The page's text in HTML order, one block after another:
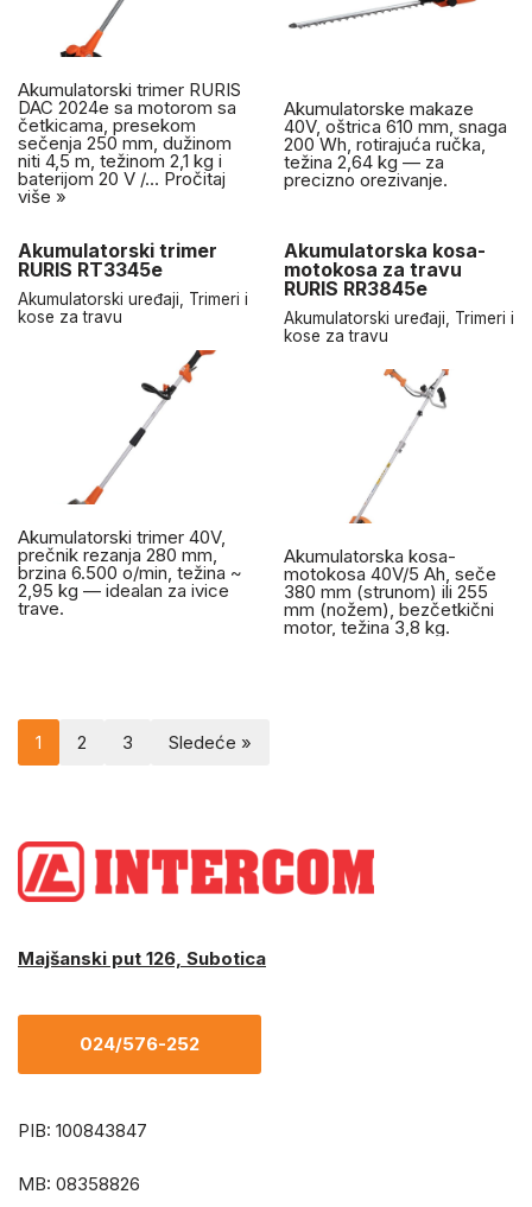
Akumulatorski trimer RURIS
DAC 2024e sa motorom sa
četkicama, presekom
sečenja 250 mm, dužinom
niti 4,5 m, težinom 2,1 kg i
baterijom 20 V /… Pročitaj
više »
Akumulatorske makaze
40V, oštrica 610 mm, snaga
200 Wh, rotirajuća ručka,
težina 2,64 kg — za
precizno orezivanje.
Akumulatorski trimer
RURIS RT3345e
Akumulatorski uređaji, Trimeri i
kose za travu
Akumulatorski trimer 40V,
prečnik rezanja 280 mm,
brzina 6.500 o/min, težina ~
2,95 kg — idealan za ivice
trave.
Akumulatorska kosa-
motokosa za travu
RURIS RR3845e
Akumulatorski uređaji, Trimeri i
kose za travu
Akumulatorska kosa-
motokosa 40V/5 Ah, seče
380 mm (strunom) ili 255
mm (nožem), bezčetkični
motor, težina 3,8 kg.
1 2 3 Sledeće »
Majšanski put 126, Subotica
024/576-252
PIB: 100843847
MB: 08358826